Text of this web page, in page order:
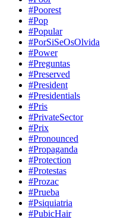
#Poorest
#Pop
#Popular
#PorSiSeOsOlvida
#Power
#Preguntas
#Preserved
#President
#Presidentials
#Pris
#PrivateSector
#Prix
#Pronounced
#Propaganda
#Protection
#Protestas
#Prozac
#Prueba
#Psiquiatria
#PubicHair